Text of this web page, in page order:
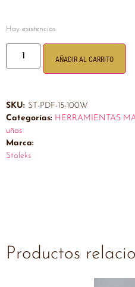
Hay existencias
AÑADIR AL CARRITO
SKU: ST-PDF-15-100W
Categorías: HERRAMIENTAS
uñas
Marca:
Staleks
Productos